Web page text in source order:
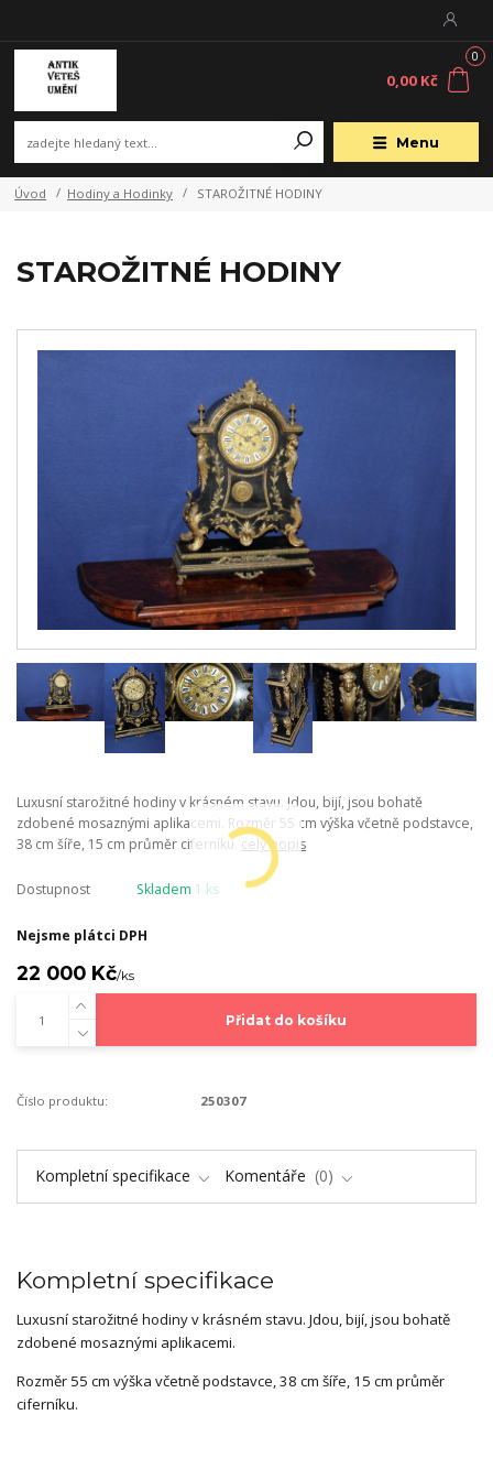
Menu
0
0,00 Kč
Úvod Hodiny a Hodinky STAROŽITNÉ HODINY
STAROŽITNÉ HODINY
Luxusní starožitné hodiny v krásném stavu. Jdou, bijí, jsou bohatě
zdobené mosaznými aplikacemi. Rozměr 55 cm výška včetně podstavce,
38 cm šíře, 15 cm průměr ciferníku. celý popis
Dostupnost Skladem 1 ks
Nejsme plátci DPH
22 000 Kč/ks
Přidat do košíku
Číslo produktu: 250307
Kompletní specifikace Komentáře 0
Kompletní specifikace
Luxusní starožitné hodiny v krásném stavu. Jdou, bijí, jsou bohatě
zdobené mosaznými aplikacemi.
Rozměr 55 cm výška včetně podstavce, 38 cm šíře, 15 cm průměr
ciferníku.